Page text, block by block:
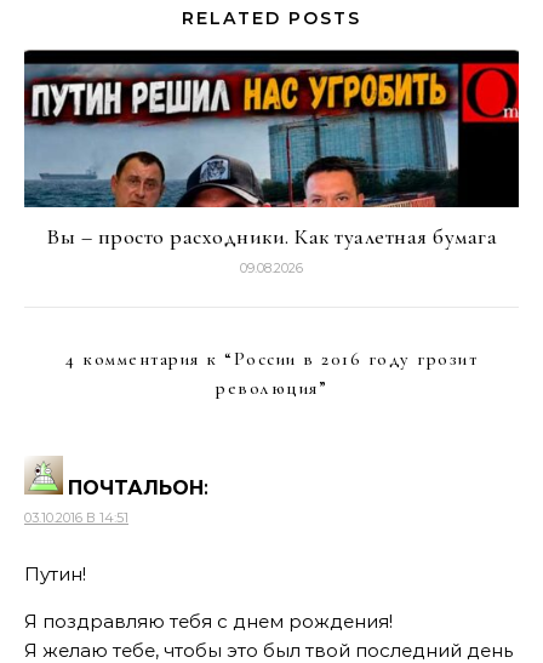
RELATED POSTS
Вы – просто расходники. Как туалетная бумага
09.08.2026
4 комментария к “ России в 2016 году грозит
революция”
ПОЧТАЛЬОН:
03.10.2016 В 14:51
Путин!
Я поздравляю тебя с днем рождения!
Я желаю тебе, чтобы это был твой последний день